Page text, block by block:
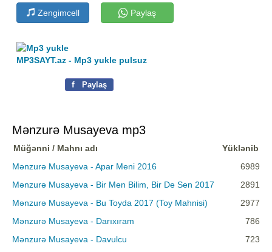
Zengimcell Paylaş
MP3SAYT.az - Mp3 yukle pulsuz
f Paylaş
Mənzurə Musayeva mp3
Müğənni / Mahnı adı
Yüklənib
Mənzurə Musayeva - Apar Meni 2016
6989
Mənzurə Musayeva - Bir Men Bilim, Bir De Sen 2017
2891
Mənzurə Musayeva - Bu Toyda 2017 (Toy Mahnisi)
2977
Mənzurə Musayeva - Darıxıram
786
Mənzurə Musayeva - Davulcu
723